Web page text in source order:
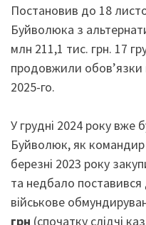
Постановив до 18
Буйволюка з
млн 211,1 тис. грн. 17
продовжили
2025-го.
У грудні 2024 року вже
Буйволюк, як командир
березні 2023 року
та недбало
військове
грн (спочатку слідчі